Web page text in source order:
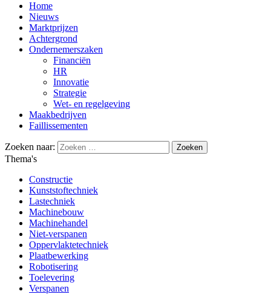
Home
Nieuws
Marktprijzen
Achtergrond
Ondernemerszaken
Financiën
HR
Innovatie
Strategie
Wet- en regelgeving
Maakbedrijven
Faillissementen
Zoeken naar:
Thema's
Constructie
Kunststoftechniek
Lastechniek
Machinebouw
Machinehandel
Niet-verspanen
Oppervlaktetechniek
Plaatbewerking
Robotisering
Toelevering
Verspanen